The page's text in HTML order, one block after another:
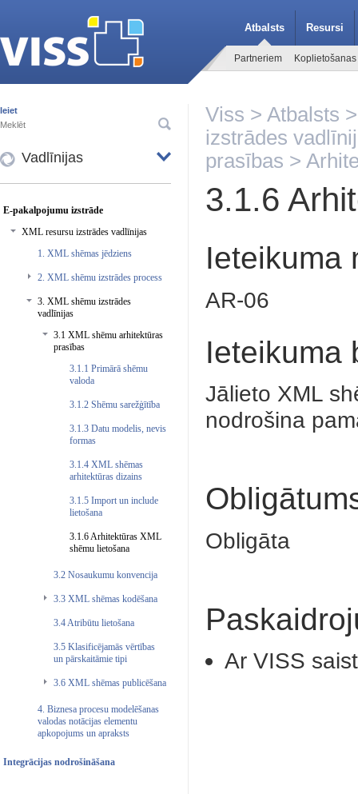
Atbalsts Resursi
Partneriem
Ieiet
Vadlīnijas
E-pakalpojumu izstrāde
XML resursu izstrādes vadlīnijas
1. XML shēmas jēdziens
2. XML shēmu izstrādes process
3. XML shēmu izstrādes
vadlīnijas
3.1 XML shēmu arhitektūras
prasības
3.1.1 Primārā shēmu
valoda
3.1.2 Shēmu sarežģītība
3.1.3 Datu modelis, nevis
formas
3.1.4 XML shēmas
arhitektūras dizains
3.1.5 Import un include
lietošana
3.1.6 Arhitektūras XML
shēmu lietošana
3.2 Nosaukumu konvencija
3.3 XML shēmas kodēšana
3.4 Atribūtu lietošana
3.5 Klasificējamās vērtības
un pārskaitāmie tipi
3.6 XML shēmas publicēšana
4. Biznesa procesu modelēšanas
valodas notācijas elementu
apkopojums un apraksts
Integrācijas nodrošināšana
Viss > Atbalsts
izstrādes
prasības >
3.1.6
Ieteikuma
AR-06
Ieteikuma
Jālieto XML
nodrošina
Obligāta
Ar VISS